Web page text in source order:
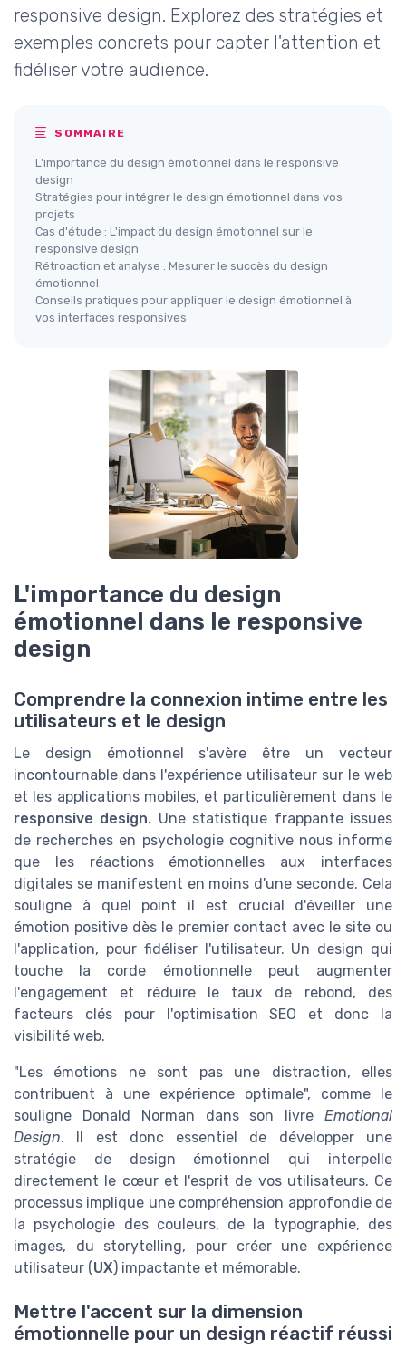
responsive design. Explorez des stratégies et
exemples concrets pour capter l'attention et
fidéliser votre audience.
SOMMAIRE
L'importance du design émotionnel dans le responsive
design
Stratégies pour intégrer le design émotionnel dans vos
projets
Cas d'étude : L'impact du design émotionnel sur le
responsive design
Rétroaction et analyse : Mesurer le succès du design
émotionnel
Conseils pratiques pour appliquer le design émotionnel à
vos interfaces responsives
L'importance du design
émotionnel dans le responsive
design
Comprendre la connexion intime entre les
utilisateurs et le design
Le design émotionnel s'avère être un vecteur
incontournable dans l'expérience utilisateur sur le web
et les applications mobiles, et particulièrement dans le
responsive design. Une statistique frappante issues
de recherches en psychologie cognitive nous informe
que les réactions émotionnelles aux interfaces
digitales se manifestent en moins d'une seconde. Cela
souligne à quel point il est crucial d'éveiller une
émotion positive dès le premier contact avec le site ou
l'application, pour fidéliser l'utilisateur. Un design qui
touche la corde émotionnelle peut augmenter
l'engagement et réduire le taux de rebond, des
facteurs clés pour l'optimisation SEO et donc la
visibilité web.
"Les émotions ne sont pas une distraction, elles
contribuent à une expérience optimale", comme le
souligne Donald Norman dans son livre Emotional
Design. Il est donc essentiel de développer une
stratégie de design émotionnel qui interpelle
directement le cœur et l'esprit de vos utilisateurs. Ce
processus implique une compréhension approfondie de
la psychologie des couleurs, de la typographie, des
images, du storytelling, pour créer une expérience
utilisateur (UX) impactante et mémorable.
Mettre l'accent sur la dimension
émotionnelle pour un design réactif réussi